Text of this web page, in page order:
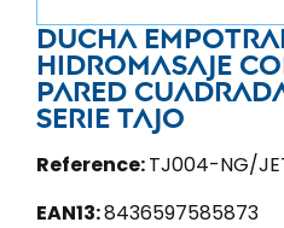
Ducha
hidromasaje
pared
Serie Tajo
Reference:TJ004-NG/
EAN13:8436597585873